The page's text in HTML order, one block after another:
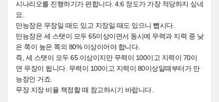
시나리오를 진행하기가 편합니다. 4:6 정도가 가장 적당하지 싶네
요.
만능장은 무장일 때도 있고 지장일 때도 있으니 뺍시다.
만능장은 세 스탯이 모두 65이상이면서 동시에 무력과 지력 중 낮
은 쪽이 높은 쪽의 80% 이상이어야 합니다.
즉, 세 스탯이 모두 65 이상이지만 무력이 100이고 지력이 70이
면 무장이 됩니다. 무력이 100이고 지력이 80이상일때부터가 만
능장인 거죠.
무장 지장 비율 책정할 때 참고하시기 바랍니다.